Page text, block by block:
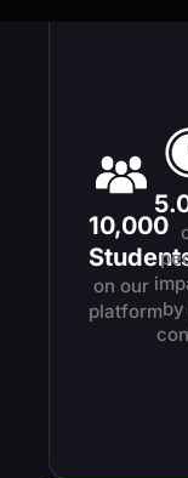
10,000
on our
platformby